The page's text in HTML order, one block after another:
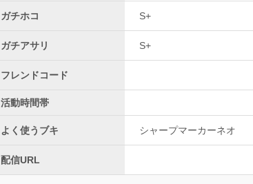
ガチホコ S+
ガチアサリ S+
フレンドコード
活動時間帯
よく使うブキ シャープマーカーネオ
配信URL